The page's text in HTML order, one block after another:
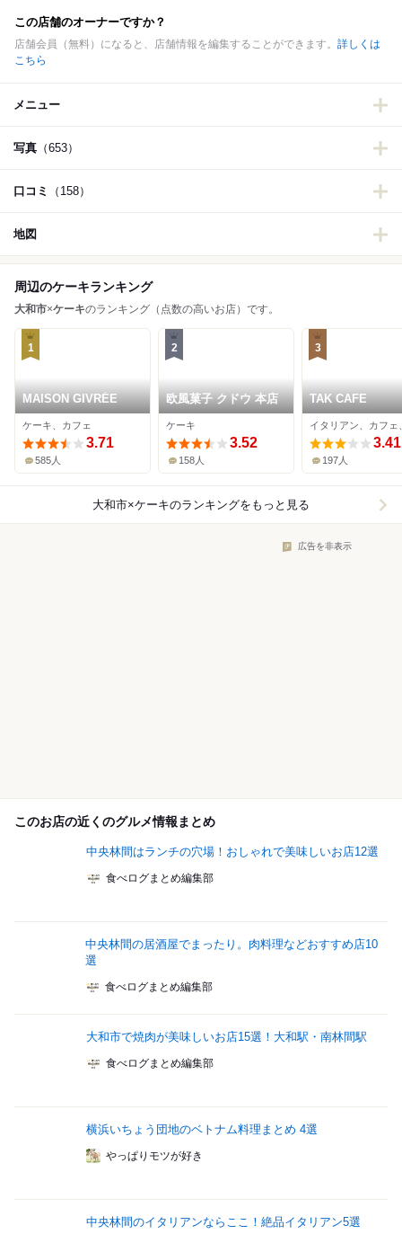
この店舗のオーナーですか？
店舗会員（無料）になると、店舗情報を編集することができます。 詳しくは
こちら
メニュー
写真 （653）
口コミ （158）
地図
周辺のケーキランキング
大和市×ケーキのランキング（点数の高いお店）です。
1
MAISON GIVRÉE
ケーキ、カフェ
3.71
585人
2
欧風菓子 クドウ 本店
ケーキ
3.52
158人
3
TAK CAFE
3.41
197人
大和市×ケーキのランキングをもっと見る
広告を非表示
このお店の近くのグルメ情報まとめ
中央林間はランチの穴場！おしゃれで美味しいお店12選
食べログまとめ編集部
中央林間の居酒屋でまったり。肉料理などおすすめ店10
選
食べログまとめ編集部
大和市で焼肉が美味しいお店15選！大和駅・南林間駅
食べログまとめ編集部
横浜いちょう団地のベトナム料理まとめ 4選
やっぱりモツが好き
中央林間のイタリアンならここ！絶品イタリアン5選